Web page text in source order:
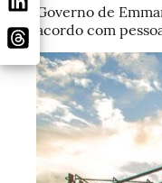
Governo de
acordo com